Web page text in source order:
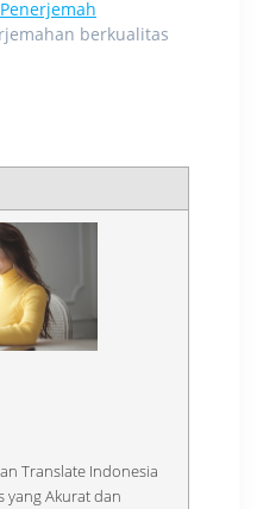
berkualitas
Translate Indonesia
yang Akurat dan